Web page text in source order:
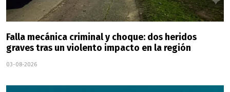
Falla mecánica criminal y choque: dos heridos
graves tras un violento impacto en la región
03-08-2026